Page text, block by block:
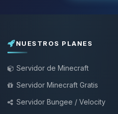
NUESTROS PLANES
Servidor de Minecraft
Servidor Minecraft Gratis
Servidor Bungee / Velocity